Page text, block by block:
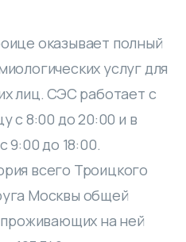
оказывает полный
услуг для
лиц. СЭС работает с
с 8:00 до 20:00 и в
9:00 до 18:00.
всего Троицкого
Москвы общей
на ней